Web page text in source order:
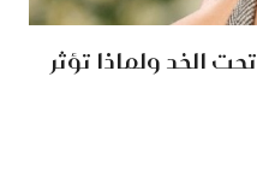
الخد ولماذا تؤثر